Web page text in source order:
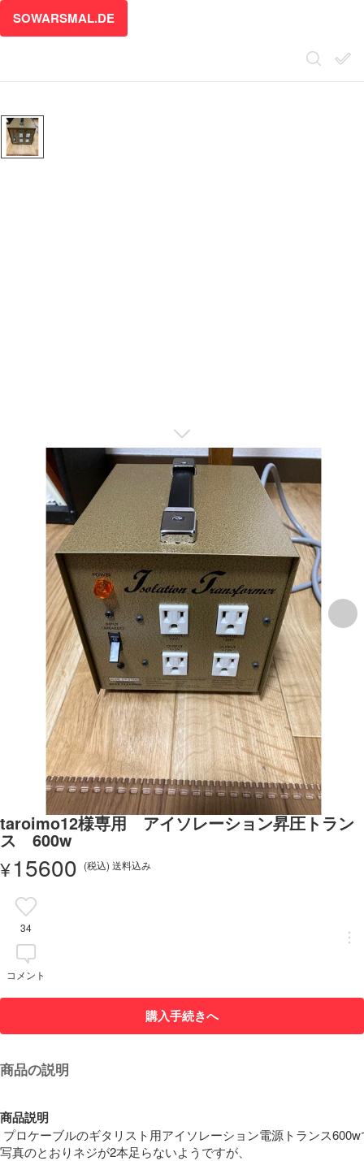
SOWARSMAL.DE
taroimo12様専用 アイソレーション昇圧トラン
ス 600w
¥15600 (税込) 送料込み
34
コメント
購入手続きへ
商品の説明
商品説明
プロケーブルのギタリスト用アイソレーション電源トランス
写真のとおりネジが2本足らないようですが、